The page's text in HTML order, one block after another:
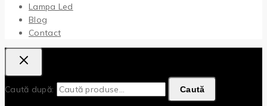
Lampa Led
Blog
Contact
Caută după: Caută